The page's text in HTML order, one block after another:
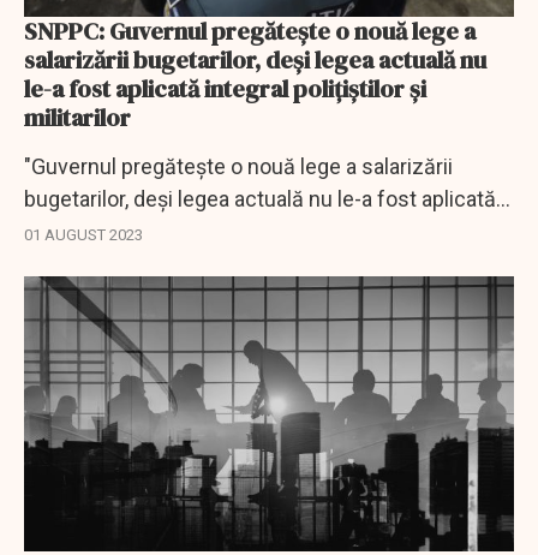
SNPPC: Guvernul pregătește o nouă lege a
salarizării bugetarilor, deși legea actuală nu
le-a fost aplicată integral polițiștilor și
militarilor
"Guvernul pregătește o nouă lege a salarizării
bugetarilor, deși legea actuală nu le-a fost aplicată
integral polițiștilor și militarilor", atrage atenţia
01 AUGUST 2023